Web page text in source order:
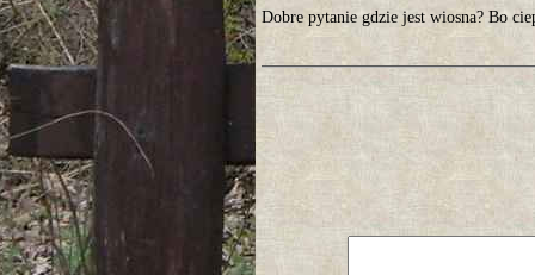
Dobre pytanie gdzie jest wiosna? Bo